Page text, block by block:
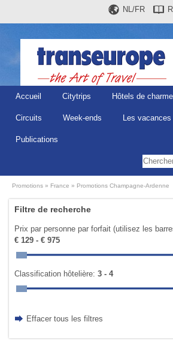
NL/FR
Accueil Citytrips Hôtels de charme
Circuits Week-ends Les
Publications
Promotions France Promotions Champagne-Ardenne
Filtre de recherche
Prix par personne par forfait (utilisez les
€ 129 - € 975
Classification hôtelière:3 - 4
Effacer tous les filtres